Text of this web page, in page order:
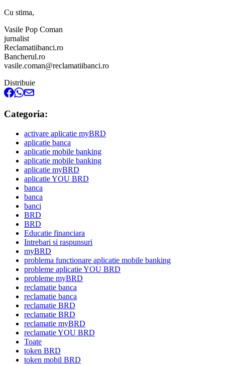
Cu stima,
Vasile Pop Coman
jurnalist
Reclamatiibanci.ro
Bancherul.ro
vasile.coman@reclamatiibanci.ro
Distribuie
Categoria:
activare aplicatie myBRD
aplicatie banca
aplicatie mobile banking
aplicatie mobile banking
aplicatie myBRD
aplicatie YOU BRD
banca
banca
banci
BRD
BRD
Educatie financiara
Intrebari si raspunsuri
myBRD
problema functionare aplicatie mobile banking
probleme aplicatie YOU BRD
probleme myBRD
reclamatie banca
reclamatie banca
reclamatie BRD
reclamatie BRD
reclamatie myBRD
reclamatie YOU BRD
Toate
token BRD
token mobil BRD